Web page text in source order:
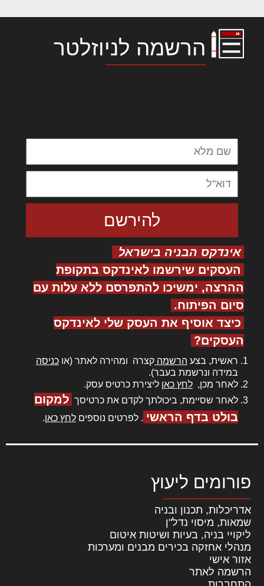
הרשמה לניוזלטר
אינדקס הבניה בישראל
העסקים שירשמו לאינדקס בתקופת
ההרצה, ימשיכו להתפרסם ללא עלות עם
סיום הפיתוח.
כיצד אוסיף את העסק שלי לאינדקס
העסקים?
ראשית, בצע הרשמה קצרה ומהירה לאתר (או כניסה
במידה ונרשמת בעבר).
לאחר מכן, לחץ כאן ליצירת כרטיס עסק.
לאחר שסיימת, ביכולתך לקדם את כרטיסך למקום
בולט בדף הראשי . לפרטים נוספים לחץ כאן.
פורומים ליעוץ
אדריכלות, תכנון ובניה
שמאות, מיסוי נדל"ן
ליקויי בניה, בעיות ושיטות איטום
מנהלי אחזקה בכירים מבנים ומערכות
אזור אישי
הרשמה לאתר